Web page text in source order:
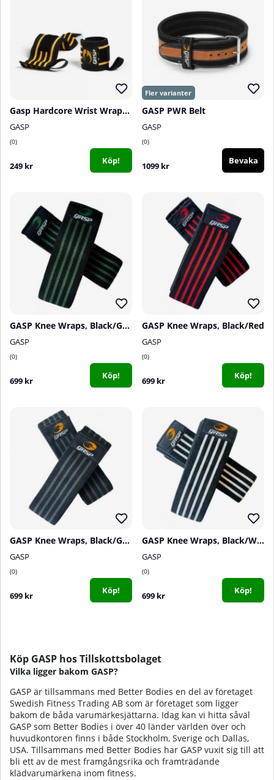
Gasp Hardcore Wrist Wraps, black
GASP
0
249 kr Köp!
GASP PWR Belt
GASP
0
1099 kr Bevaka
GASP Knee Wraps, Black/Green
GASP
0
699 kr Köp!
GASP Knee Wraps, Black/Red
GASP
0
699 kr Köp!
GASP Knee Wraps, Black/Grey
GASP
0
699 kr Köp!
GASP Knee Wraps, Black/White
GASP
0
699 kr Köp!
Köp GASP hos Tillskottsbolaget
Vilka ligger bakom GASP?
GASP är tillsammans med Better Bodies en del av företaget
Swedish Fitness Trading AB som är företaget som ligger
bakom de båda varumärkesjättarna. Idag kan vi hitta såväl
GASP som Better Bodies i över 40 länder världen över och
huvudkontoren finns i både Stockholm, Sverige och Dallas,
USA. Tillsammans med Better Bodies har GASP vuxit sig till att
bli ett av de mest framgångsrika och framträdande
klädvarumärkena inom fitness.